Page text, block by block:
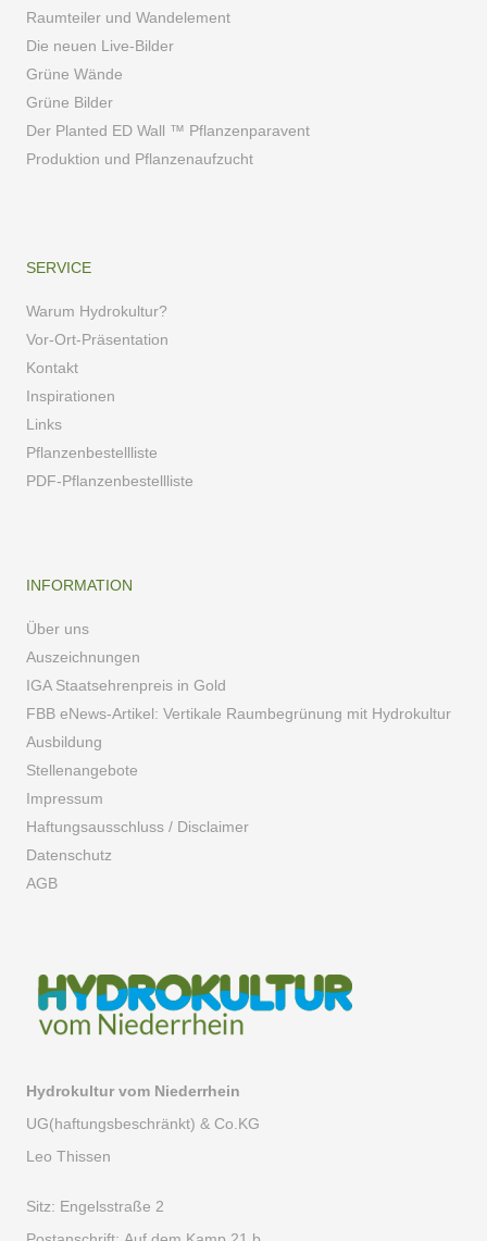
Raumteiler und Wandelement
Die neuen Live-Bilder
Grüne Wände
Grüne Bilder
Der Planted ED Wall ™ Pflanzenparavent
Produktion und Pflanzenaufzucht
SERVICE
Warum Hydrokultur?
Vor-Ort-Präsentation
Kontakt
Inspirationen
Links
Pflanzenbestellliste
PDF-Pflanzenbestellliste
INFORMATION
Über uns
Auszeichnungen
IGA Staatsehrenpreis in Gold
FBB eNews-Artikel: Vertikale Raumbegrünung mit Hydrokultur
Ausbildung
Stellenangebote
Impressum
Haftungsausschluss / Disclaimer
Datenschutz
AGB
Hydrokultur vom Niederrhein
UG(haftungsbeschränkt) & Co.KG
Leo Thissen
Sitz: Engelsstraße 2